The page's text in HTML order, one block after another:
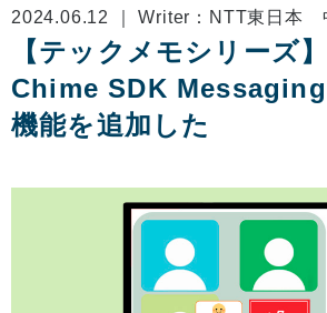
2024.06.12 ｜ Writer：NTT東日本
【テックメモシリーズ
Chime SDK
機能を追加した